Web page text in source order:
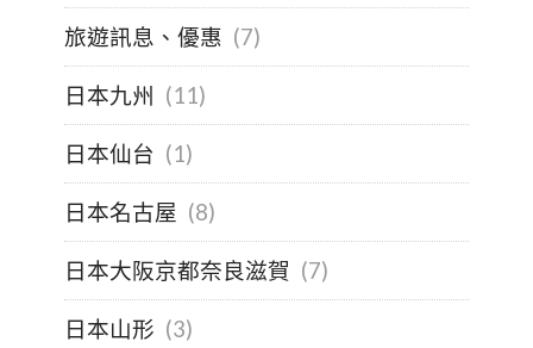
旅遊訊息、優惠 (7)
日本九州 (11)
日本仙台 (1)
日本名古屋 (8)
日本大阪京都奈良滋賀 (7)
日本山形 (3)